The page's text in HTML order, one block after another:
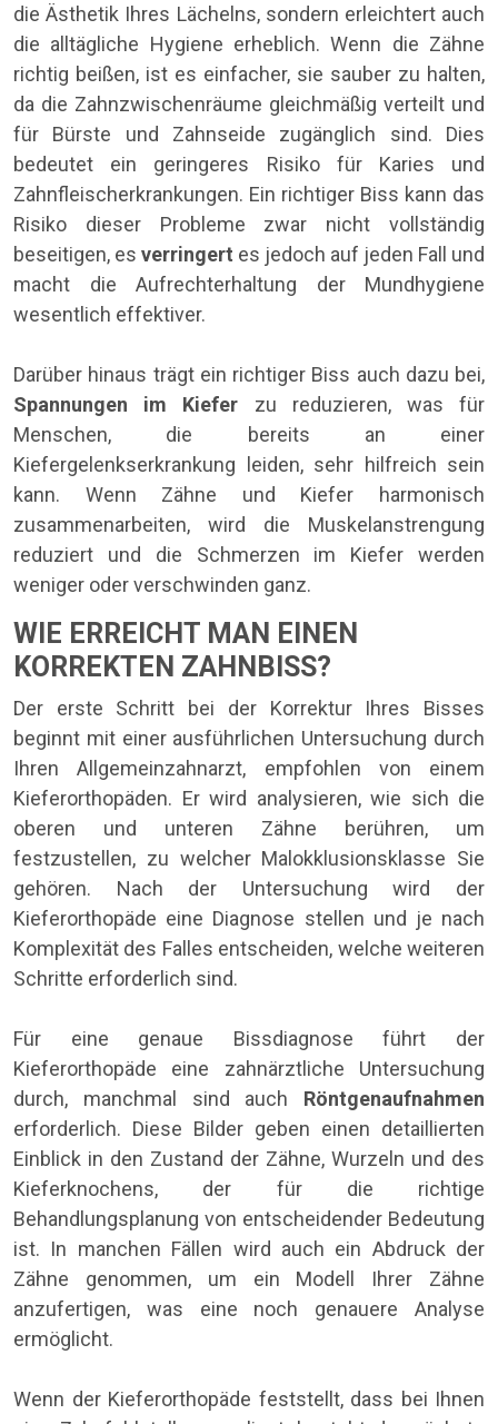
die Ästhetik Ihres Lächelns, sondern erleichtert auch
die alltägliche Hygiene erheblich. Wenn die Zähne
richtig beißen, ist es einfacher, sie sauber zu halten,
da die Zahnzwischenräume gleichmäßig verteilt und
für Bürste und Zahnseide zugänglich sind. Dies
bedeutet ein geringeres Risiko für Karies und
Zahnfleischerkrankungen. Ein richtiger Biss kann das
Risiko dieser Probleme zwar nicht vollständig
beseitigen, es verringert es jedoch auf jeden Fall und
macht die Aufrechterhaltung der Mundhygiene
wesentlich effektiver.
Darüber hinaus trägt ein richtiger Biss auch dazu bei,
Spannungen im Kiefer zu reduzieren, was für
Menschen, die bereits an einer
Kiefergelenkserkrankung leiden, sehr hilfreich sein
kann. Wenn Zähne und Kiefer harmonisch
zusammenarbeiten, wird die Muskelanstrengung
reduziert und die Schmerzen im Kiefer werden
weniger oder verschwinden ganz.
WIE ERREICHT MAN EINEN
KORREKTEN ZAHNBISS?
Der erste Schritt bei der Korrektur Ihres Bisses
beginnt mit einer ausführlichen Untersuchung durch
Ihren Allgemeinzahnarzt, empfohlen von einem
Kieferorthopäden. Er wird analysieren, wie sich die
oberen und unteren Zähne berühren, um
festzustellen, zu welcher Malokklusionsklasse Sie
gehören. Nach der Untersuchung wird der
Kieferorthopäde eine Diagnose stellen und je nach
Komplexität des Falles entscheiden, welche weiteren
Schritte erforderlich sind.
Für eine genaue Bissdiagnose führt der
Kieferorthopäde eine zahnärztliche Untersuchung
durch, manchmal sind auch Röntgenaufnahmen
erforderlich. Diese Bilder geben einen detaillierten
Einblick in den Zustand der Zähne, Wurzeln und des
Kieferknochens, der für die richtige
Behandlungsplanung von entscheidender Bedeutung
ist. In manchen Fällen wird auch ein Abdruck der
Zähne genommen, um ein Modell Ihrer Zähne
anzufertigen, was eine noch genauere Analyse
ermöglicht.
Wenn der Kieferorthopäde feststellt, dass bei Ihnen